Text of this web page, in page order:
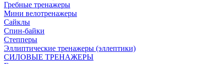
Гребные тренажеры
Мини велотренажеры
Сайклы
Спин-байки
Степперы
Эллиптические тренажеры (эллептики)
СИЛОВЫЕ ТРЕНАЖЕРЫ